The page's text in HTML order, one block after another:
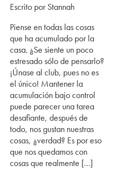
Escrito por Stannah
Piense en todas las cosas
que ha acumulado por la
casa. ¿Se siente un poco
estresado sólo de pensarlo?
¡Únase al club, pues no es
el único! Mantener la
acumulación bajo control
puede parecer una tarea
desafiante, después de
todo, nos gustan nuestras
cosas, ¿verdad? Es por eso
que nos quedamos con
cosas que realmente […]